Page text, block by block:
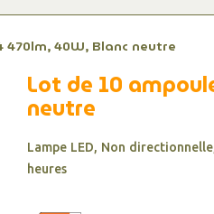
470lm, 40W, Blanc neutre
Lot de 10
neutre
Lampe LED, Non
heures